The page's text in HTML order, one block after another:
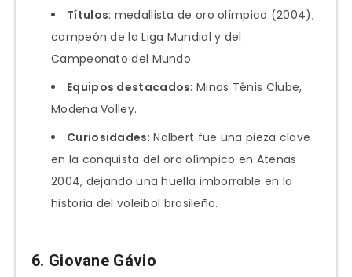
Títulos: medallista de oro olímpico (2004),
campeón de la Liga Mundial y del
Campeonato del Mundo.
Equipos destacados: Minas Tênis Clube,
Modena Volley.
Curiosidades: Nalbert fue una pieza clave
en la conquista del oro olímpico en Atenas
2004, dejando una huella imborrable en la
historia del voleibol brasileño.
6. Giovane Gávio